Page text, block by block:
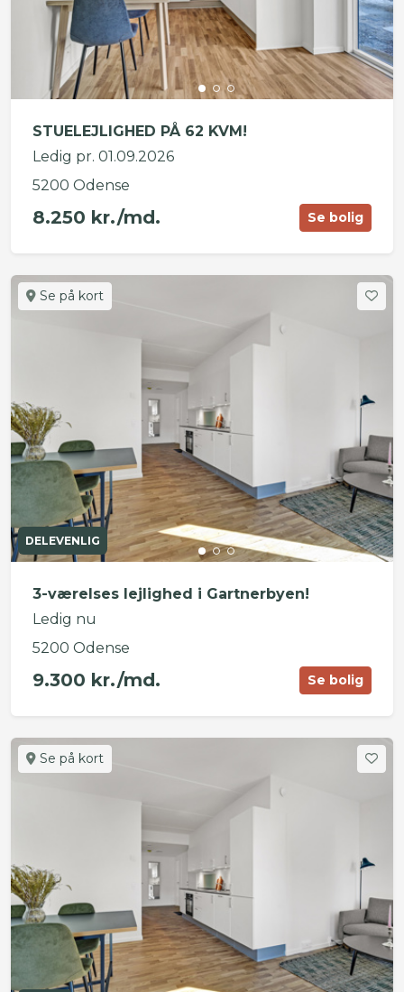
STUELEJLIGHED PÅ 62 KVM!
Ledig pr. 01.09.2026
5200 Odense
8.250 kr./md. Se bolig
Se på kort
DELEVENLIG
3-værelses lejlighed i Gartnerbyen!
Ledig nu
5200 Odense
9.300 kr./md. Se bolig
Se på kort